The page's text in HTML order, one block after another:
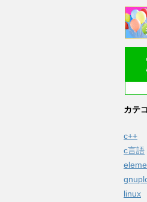
カテ
c++
c言語
linux